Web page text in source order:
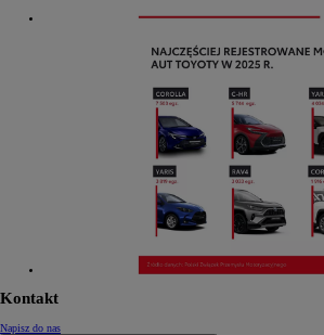
Kontakt
Napisz do nas